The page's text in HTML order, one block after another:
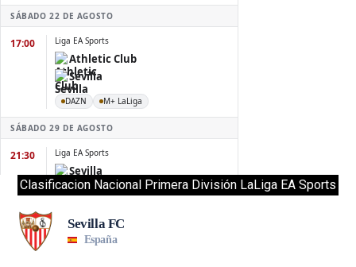
Clasificacion Nacional Primera División LaLiga EA Sports